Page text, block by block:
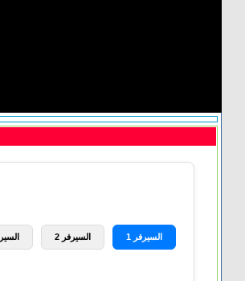
السيرفر 1 السيرفر 2